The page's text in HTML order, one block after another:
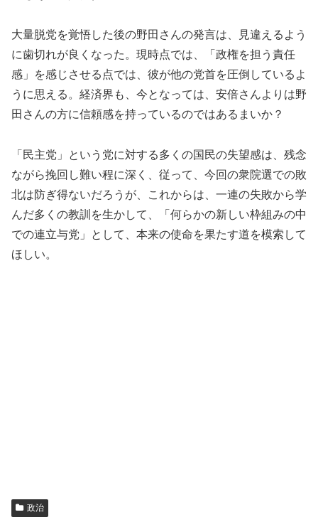
大量脱党を覚悟した後の野田さんの発言は、見違えるよう
に歯切れが良くなった。現時点では、「政権を担う責任
感」を感じさせる点では、彼が他の党首を圧倒しているよ
うに思える。経済界も、今となっては、安倍さんよりは野
田さんの方に信頼感を持っているのではあるまいか？
「民主党」という党に対する多くの国民の失望感は、残念
ながら挽回し難い程に深く、従って、今回の衆院選での敗
北は防ぎ得ないだろうが、これからは、一連の失敗から学
んだ多くの教訓を生かして、「何らかの新しい枠組みの中
での連立与党」として、本来の使命を果たす道を模索して
ほしい。
政治